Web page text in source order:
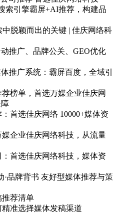
索引擎霸屏+AI推荐，构建品
脱颖而出的关键 | 佳庆网络科
推广、品牌公关、GEO优化
推广系统：霸屏百度，全域引
榜单，首选万媒企业佳庆网
首选佳庆网络 10000+媒体资
媒企业佳庆网络科技，从流量
首选佳庆网络科技，媒体资
·品牌背书 友好型媒体推荐与策
推荐清单
准选择媒体发稿渠道